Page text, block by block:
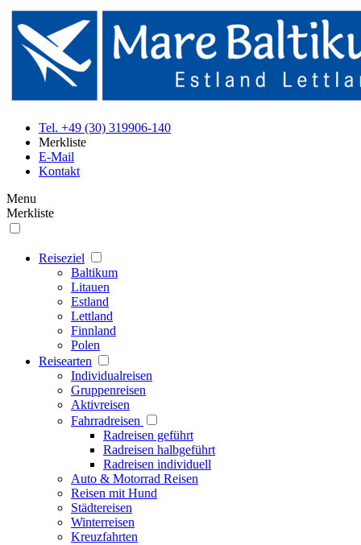
Tel. +49 (30) 319906-140
Merkliste
E-Mail
Kontakt
Menu
Merkliste
Reiseziel
Baltikum
Litauen
Estland
Lettland
Finnland
Polen
Reisearten
Individualreisen
Gruppenreisen
Aktivreisen
Fahrradreisen
Radreisen geführt
Radreisen halbgeführt
Radreisen individuell
Auto & Motorrad Reisen
Reisen mit Hund
Städtereisen
Winterreisen
Kreuzfahrten